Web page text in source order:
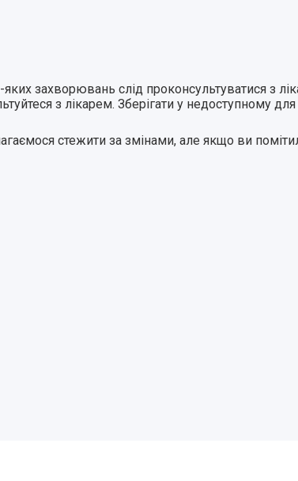
яких захворювань слід проконсультуватися з
з лікарем. Зберігати у недоступному
стежити за змінами, але якщо ви